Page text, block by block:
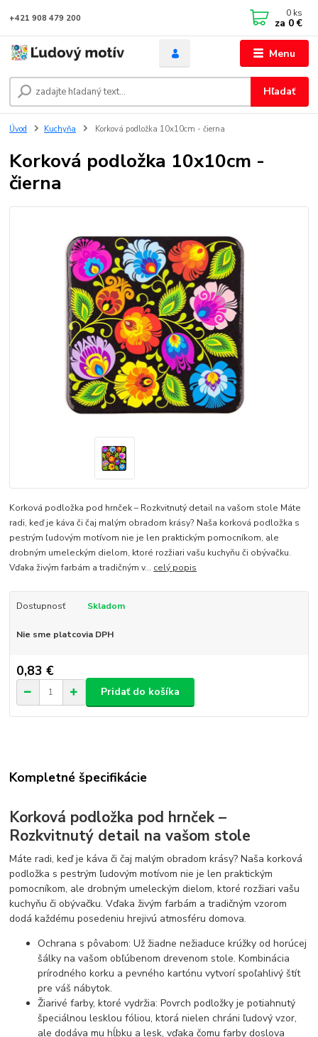
Menu
Hľadať
+421 908 479 200 0 ks
za 0 €
Úvod Kuchyňa Korková podložka 10x10cm - čierna
Korková podložka 10x10cm -
čierna
Korková podložka pod hrnček – Rozkvitnutý detail na vašom stole Máte
radi, keď je káva či čaj malým obradom krásy? Naša korková podložka s
pestrým ľudovým motívom nie je len praktickým pomocníkom, ale
drobným umeleckým dielom, ktoré rozžiari vašu kuchyňu či obývačku.
Vďaka živým farbám a tradičným v... celý popis
Dostupnosť Skladom
Nie sme platcovia DPH
0,83 €
Pridať do košíka
Kompletné špecifikácie
Korková podložka pod hrnček –
Rozkvitnutý detail na vašom stole
Máte radi, keď je káva či čaj malým obradom krásy? Naša korková
podložka s pestrým ľudovým motívom nie je len praktickým
pomocníkom, ale drobným umeleckým dielom, ktoré rozžiari vašu
kuchyňu či obývačku. Vďaka živým farbám a tradičným vzorom
dodá každému posedeniu hrejivú atmosféru domova.
Ochrana s pôvabom: Už žiadne nežiaduce krúžky od horúcej
šálky na vašom obľúbenom drevenom stole. Kombinácia
prírodného korku a pevného kartónu vytvorí spoľahlivý štít
pre váš nábytok.
Žiarivé farby, ktoré vydržia: Povrch podložky je potiahnutý
špeciálnou lesklou fóliou, ktorá nielen chráni ľudový vzor,
ale dodáva mu hĺbku a lesk, vďaka čomu farby doslova